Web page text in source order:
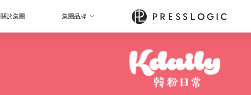
關於集團 集團品牌